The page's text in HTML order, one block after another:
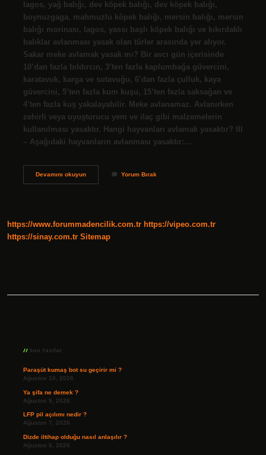
lagos, yağ balığı, dev köpek balığı, dev köpek balığı,
boynuzgaga, mahmuzlu köpek balığı, mersin balığı, mersin
balığı morinası, lagos, yassı başlı köpek balığı ve kıkırdaklı
balıklar avlanması yasak olan türler arasında yer alıyor.
Sakar meke avlamak yasak mı? Bir avcı gün içerisinde
10’dan fazla bıldırcın, 3’ten fazla kaplumbağa güvercini,
karatavuk, karga ve sutavuğu, 6’dan fazla çulluk, kaya
güvercini, 5’ten fazla kum kuşu, 15’ten fazla saksağan ve
4’ten fazla kuş yakalayabilir. Meke avlanamaz. Avlanırken
zehirli veya uyuşturucu yem ve ilaç gibi malzemelerin
kullanılması yasaktır. Hangi hayvanları avlamak yasaktır? III
– Aşağıdaki hayvanların avlanması yasaktır:…
Devamını okuyunHangi
Yorum Bırak
https://www.forummadencilik.com.tr https://vipeo.com.tr
https://sinay.com.tr Sitemap
Son Yazılar
Paraşüt kumaş bot su geçirir mi ?
Ağustos 10, 2026
Ya şifa ne demek ?
Ağustos 9, 2026
LFP pil açılımı nedir ?
Ağustos 7, 2026
Dizde iltihap olduğu nasıl anlaşılır ?
Ağustos 6, 2026